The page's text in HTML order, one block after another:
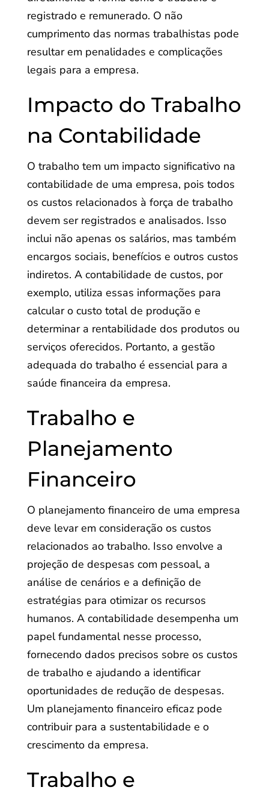
registrado e remunerado. O não
cumprimento das normas trabalhistas pode
resultar em penalidades e complicações
legais para a empresa.
Impacto do Trabalho
na Contabilidade
O trabalho tem um impacto significativo na
contabilidade de uma empresa, pois todos
os custos relacionados à força de trabalho
devem ser registrados e analisados. Isso
inclui não apenas os salários, mas também
encargos sociais, benefícios e outros custos
indiretos. A contabilidade de custos, por
exemplo, utiliza essas informações para
calcular o custo total de produção e
determinar a rentabilidade dos produtos ou
serviços oferecidos. Portanto, a gestão
adequada do trabalho é essencial para a
saúde financeira da empresa.
Trabalho e
Planejamento
Financeiro
O planejamento financeiro de uma empresa
deve levar em consideração os custos
relacionados ao trabalho. Isso envolve a
projeção de despesas com pessoal, a
análise de cenários e a definição de
estratégias para otimizar os recursos
humanos. A contabilidade desempenha um
papel fundamental nesse processo,
fornecendo dados precisos sobre os custos
de trabalho e ajudando a identificar
oportunidades de redução de despesas.
Um planejamento financeiro eficaz pode
contribuir para a sustentabilidade e o
crescimento da empresa.
Trabalho e